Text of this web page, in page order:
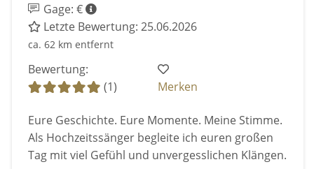
Gage: €
Letzte Bewertung: 25.06.2026
ca. 62 km entfernt
Bewertung:
(1)
Merken
Eure Geschichte. Eure Momente. Meine Stimme.
Als Hochzeitssänger begleite ich euren großen
Tag mit viel Gefühl und unvergesslichen Klängen.